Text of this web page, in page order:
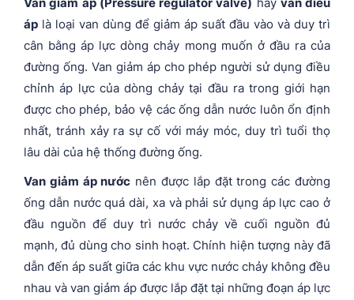
áp là loại van dùng để giảm áp suất đầu vào và duy trì
cân bằng áp lực dòng chảy mong muốn ở đầu ra của
đường ống. Van giảm áp cho phép người sử dụng điều
chỉnh áp lực của dòng chảy tại đầu ra trong giới hạn
được cho phép, bảo vệ các ống dẫn nước luôn ổn định
nhất, tránh xảy ra sự cố với máy móc, duy trì tuổi thọ
lâu dài của hệ thống đường ống.
Van giảm áp nước nên được lắp đặt trong các đường
ống dẫn nước quá dài, xa và phải sử dụng áp lực cao ở
đầu nguồn để duy trì nước chảy về cuối nguồn đủ
mạnh, đủ dùng cho sinh hoạt. Chính hiện tượng này đã
dẫn đến áp suất giữa các khu vực nước chảy không đều
nhau và van giảm áp được lắp đặt tại những đoạn áp lực